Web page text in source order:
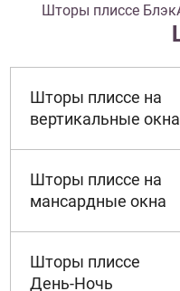
Шторы плиссе
Шторы плиссе на
вертикальные окна
Шторы плиссе на
мансардные окна
Шторы плиссе
День-Ночь